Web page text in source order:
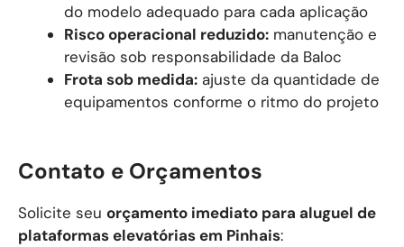
do modelo adequado para cada aplicação
Risco operacional reduzido: manutenção e
revisão sob responsabilidade da Baloc
Frota sob medida: ajuste da quantidade de
equipamentos conforme o ritmo do projeto
Contato e Orçamentos
Solicite seu orçamento imediato para aluguel de
plataformas elevatórias em Pinhais: